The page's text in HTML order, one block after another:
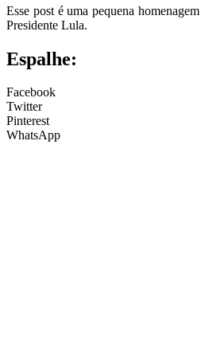
Esse post é uma pequena
Presidente Lula.
Espalhe:
Facebook
Twitter
Pinterest
WhatsApp